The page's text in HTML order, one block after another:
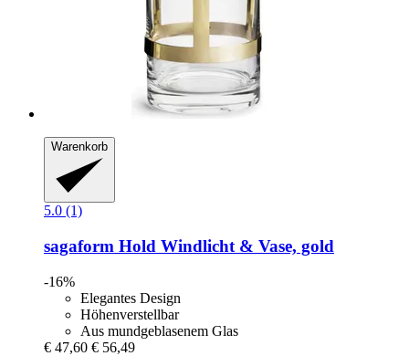
Warenkorb
5.0 (1)
sagaform Hold Windlicht & Vase, gold
-16%
Elegantes Design
Höhenverstellbar
Aus mundgeblasenem Glas
€ 47,60 € 56,49